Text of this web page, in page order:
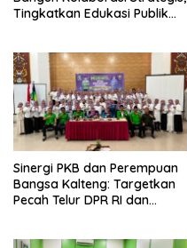
Tingkatkan Edukasi Publik
Sinergi PKB dan Perempuan
Bangsa Kalteng: Targetkan
Pecah Telur DPR RI dan